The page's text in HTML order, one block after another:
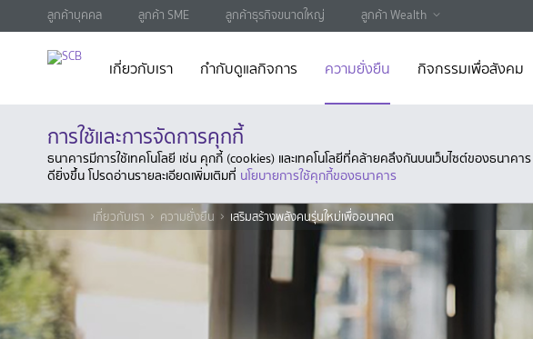
ลูกค้าบุคคล ลูกค้า SME ลูกค้าธุรกิจขนาดใหญ่ ลูกค้า Wealth
เกี่ยวกับเรา กำกับดูแลกิจการ ความยั่งยืน กิจกรรมเพื่อสังคม
การใช้และการจัดการคุกกี้
ธนาคารมีการใช้เทคโนโลยี เช่น คุกกี้ (cookies) และเทคโนโลยีที่คล้ายคลึงกันบนเว็บไซต์ของธนาค
ดียิ่งขึ้น โปรดอ่านรายละเอียดเพิ่มเติมที่ นโยบายการใช้คุกกี้ของธนาคาร
เกี่ยวกับเรา ความยั่งยืน เสริมสร้างพลังคนรุ่นใหม่เพื่ออนาคต